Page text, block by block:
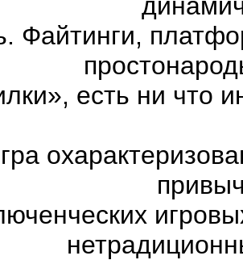
Файтинги,
есть ни что